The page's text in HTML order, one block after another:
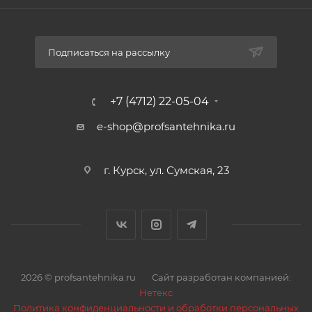
Тип управления ручное
Резьба внутренняя, наружняя
Тип арматуры запорная арматура
Тип соединения резьбовое
Подписаться на рассылку
+7 (4712) 22-05-04
e-shop@profsantehnika.ru
г. Курск, ул. Сумская, 23
2026 © profsantehnika.ru
Сайт разработан компанией:
Нетекс
Политика конфиденциальности и обработки персональных